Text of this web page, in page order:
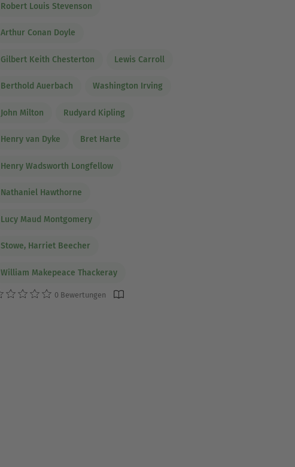
Robert Louis Stevenson
Arthur Conan Doyle
Gilbert Keith Chesterton Lewis Carroll
Berthold Auerbach Washington Irving
John Milton Rudyard Kipling
Henry van Dyke Bret Harte
Henry Wadsworth Longfellow
Nathaniel Hawthorne
Lucy Maud Montgomery
Stowe, Harriet Beecher
William Makepeace Thackeray
0 Bewertungen